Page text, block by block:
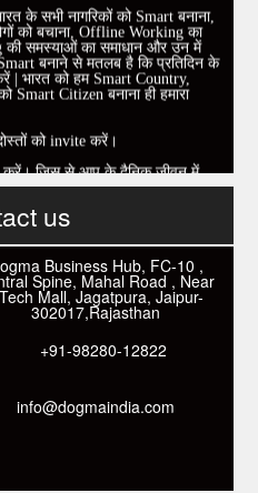
के सभी नागरिकों को Smart बनाना,
को बचाना, Offline Working का
समस्याओं का समाधान और उन में
बनाने से मतलब है कि प्रतिदिन के
| भारत को हम Smart Country,
Citizen बनाना ही हमारा
को invite करें।
करें। जिस से आप के दैनिक जीवन में
लेनी हो तो कम से कम एक बार
us
Business Hub, FC-10 ,
Spine, Mahal Road , Near
Mall, Jagatpura, Jaipur-
302017,Rajasthan
+91-98280-12822
info@dogmaindia.com